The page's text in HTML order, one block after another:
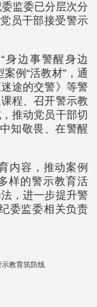
监委已分层次分
员干部接受警示
身边事警醒身边
例“活教材”，通
途的交警》等警
程、召开警示教
推动党员干部切
知敬畏、在警醒
内容，推动案例
样的警示教育活
，进一步提升警
委监委相关负责
教育筑防线